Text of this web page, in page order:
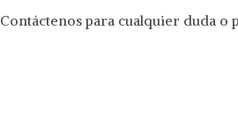
Contáctenos para cualquier duda o